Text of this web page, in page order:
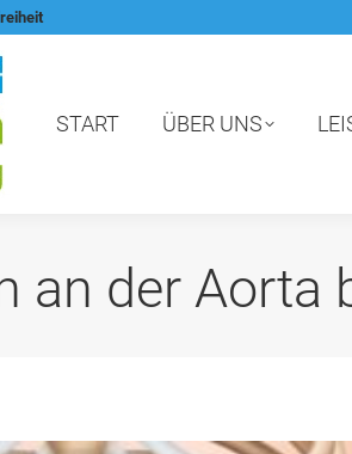
START ÜBER UNS
an der Aorta